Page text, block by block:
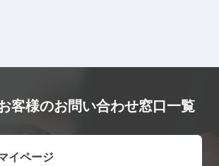
客様のお問い合わせ窓口一覧
イページ